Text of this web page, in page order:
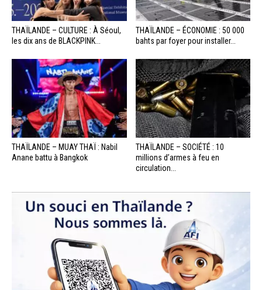
THAÏLANDE – CULTURE : À Séoul,
les dix ans de BLACKPINK...
THAÏLANDE – ÉCONOMIE : 50 000
bahts par foyer pour installer...
THAÏLANDE – MUAY THAÏ : Nabil
Anane battu à Bangkok
THAÏLANDE – SOCIÉTÉ : 10
millions d’armes à feu en
circulation...